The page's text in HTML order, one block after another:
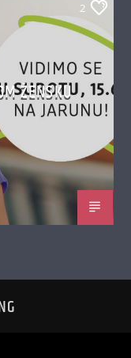
2
ŽENSKU